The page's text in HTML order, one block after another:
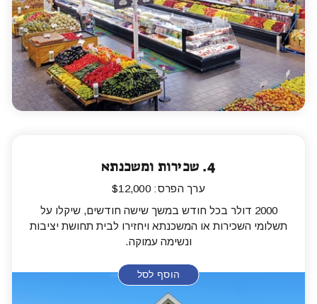
4. שכירות ומשכנתא
ערך הפרס: $12,000
2000 דולר בכל חודש במשך שישה חודשים, שיקלו על
תשלומי השכירות או המשכנתא ויחזירו לבית תחושת יציבות
ונשימה עמוקה.
הוסף לסל